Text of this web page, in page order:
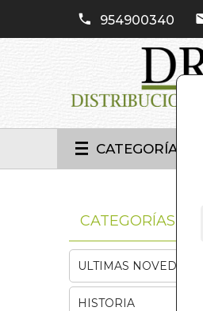
954900340
CATEGORÍAS
CATEGORÍAS
ULTIMAS NOVEDADES
HISTORIA